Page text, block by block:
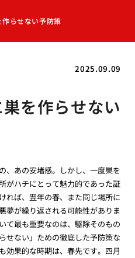
らせない予防策
2025.09.09
を作らせない
、あの安堵感。しかし、一度巣を
がハチにとって魅力的であった証
れば、翌年の春、また同じ場所に
夢が繰り返される可能性がありま
て最も重要なのは、駆除そのもの
せない」ための徹底した予防策な
効果的な時期は、春先です。四月